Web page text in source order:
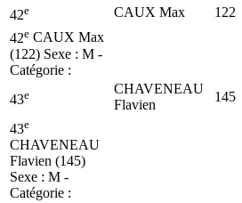
42e CAUX Max 122
42e CAUX Max
(122) Sexe : M -
Catégorie :
43e
CHAVENEAU
Flavien
145
43e
CHAVENEAU
Flavien (145)
Sexe : M -
Catégorie :